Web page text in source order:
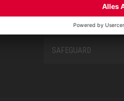
SAFEGUARD